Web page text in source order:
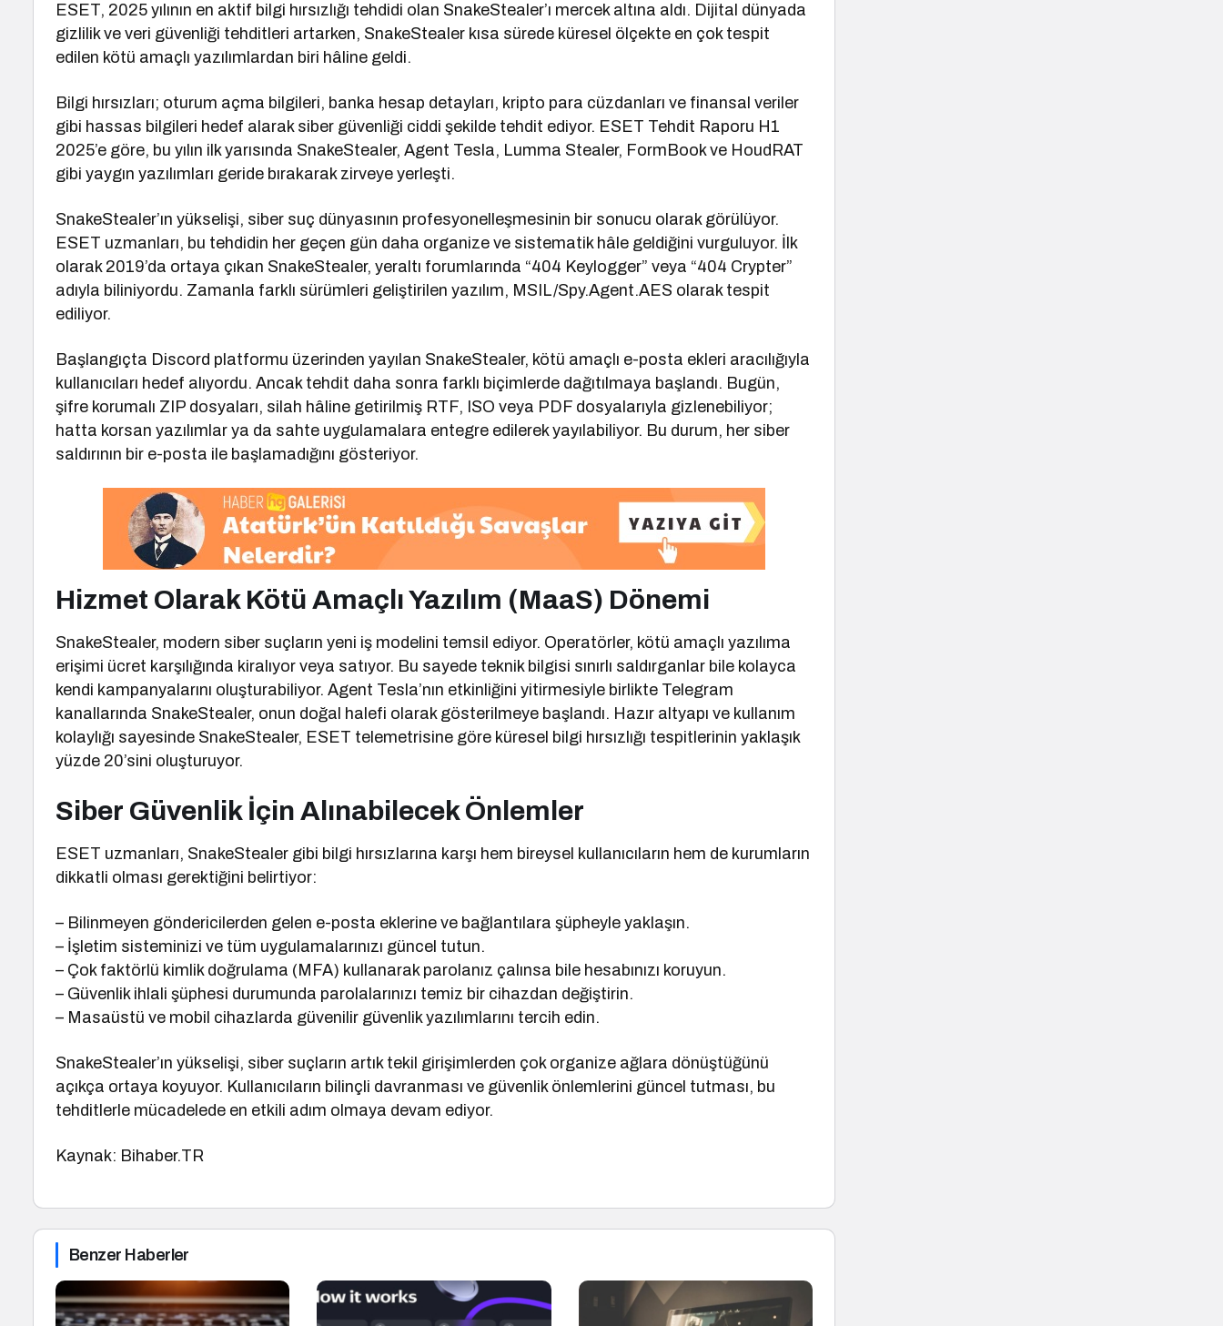
ESET, 2025 yılının en aktif bilgi hırsızlığı tehdidi olan SnakeStealer’ı mercek altına aldı. Dijital dünyada
gizlilik ve veri güvenliği tehditleri artarken, SnakeStealer kısa sürede küresel ölçekte en çok tespit
edilen kötü amaçlı yazılımlardan biri hâline geldi.
Bilgi hırsızları; oturum açma bilgileri, banka hesap detayları, kripto para cüzdanları ve finansal veriler
gibi hassas bilgileri hedef alarak siber güvenliği ciddi şekilde tehdit ediyor. ESET Tehdit Raporu H1
2025’e göre, bu yılın ilk yarısında SnakeStealer, Agent Tesla, Lumma Stealer, FormBook ve HoudRAT
gibi yaygın yazılımları geride bırakarak zirveye yerleşti.
SnakeStealer’ın yükselişi, siber suç dünyasının profesyonelleşmesinin bir sonucu olarak görülüyor.
ESET uzmanları, bu tehdidin her geçen gün daha organize ve sistematik hâle geldiğini vurguluyor. İlk
olarak 2019’da ortaya çıkan SnakeStealer, yeraltı forumlarında “404 Keylogger” veya “404 Crypter”
adıyla biliniyordu. Zamanla farklı sürümleri geliştirilen yazılım, MSIL/Spy.Agent.AES olarak tespit
ediliyor.
Başlangıçta Discord platformu üzerinden yayılan SnakeStealer, kötü amaçlı e-posta ekleri aracılığıyla
kullanıcıları hedef alıyordu. Ancak tehdit daha sonra farklı biçimlerde dağıtılmaya başlandı. Bugün,
şifre korumalı ZIP dosyaları, silah hâline getirilmiş RTF, ISO veya PDF dosyalarıyla gizlenebiliyor;
hatta korsan yazılımlar ya da sahte uygulamalara entegre edilerek yayılabiliyor. Bu durum, her siber
saldırının bir e-posta ile başlamadığını gösteriyor.
Hizmet Olarak Kötü Amaçlı Yazılım (MaaS) Dönemi
SnakeStealer, modern siber suçların yeni iş modelini temsil ediyor. Operatörler, kötü amaçlı yazılıma
erişimi ücret karşılığında kiralıyor veya satıyor. Bu sayede teknik bilgisi sınırlı saldırganlar bile kolayca
kendi kampanyalarını oluşturabiliyor. Agent Tesla’nın etkinliğini yitirmesiyle birlikte Telegram
kanallarında SnakeStealer, onun doğal halefi olarak gösterilmeye başlandı. Hazır altyapı ve kullanım
kolaylığı sayesinde SnakeStealer, ESET telemetrisine göre küresel bilgi hırsızlığı tespitlerinin yaklaşık
yüzde 20’sini oluşturuyor.
Siber Güvenlik İçin Alınabilecek Önlemler
ESET uzmanları, SnakeStealer gibi bilgi hırsızlarına karşı hem bireysel kullanıcıların hem de kurumların
dikkatli olması gerektiğini belirtiyor:
– Bilinmeyen göndericilerden gelen e-posta eklerine ve bağlantılara şüpheyle yaklaşın.
– İşletim sisteminizi ve tüm uygulamalarınızı güncel tutun.
– Çok faktörlü kimlik doğrulama (MFA) kullanarak parolanız çalınsa bile hesabınızı koruyun.
– Güvenlik ihlali şüphesi durumunda parolalarınızı temiz bir cihazdan değiştirin.
– Masaüstü ve mobil cihazlarda güvenilir güvenlik yazılımlarını tercih edin.
SnakeStealer’ın yükselişi, siber suçların artık tekil girişimlerden çok organize ağlara dönüştüğünü
açıkça ortaya koyuyor. Kullanıcıların bilinçli davranması ve güvenlik önlemlerini güncel tutması, bu
tehditlerle mücadelede en etkili adım olmaya devam ediyor.
Kaynak: Bihaber.TR
Benzer Haberler